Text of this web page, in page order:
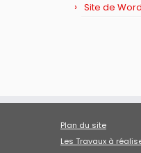
Site de
Plan du site
Les Travaux à